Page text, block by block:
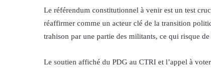
Le référendum constitutionnel à venir est un test
réaffirmer comme un acteur clé de la transition
trahison par une partie des militants, ce qui risque
Le soutien affiché du PDG au CTRI et l’appel à